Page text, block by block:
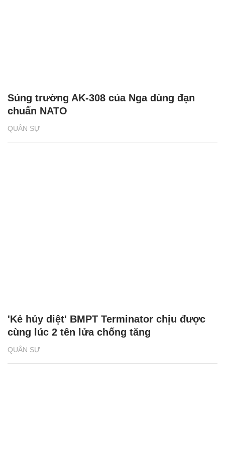
QUÂN SỰ
Súng trường AK-308 của Nga dùng đạn
chuẩn NATO
QUÂN SỰ
'Kẻ hủy diệt' BMPT Terminator chịu được
cùng lúc 2 tên lửa chống tăng